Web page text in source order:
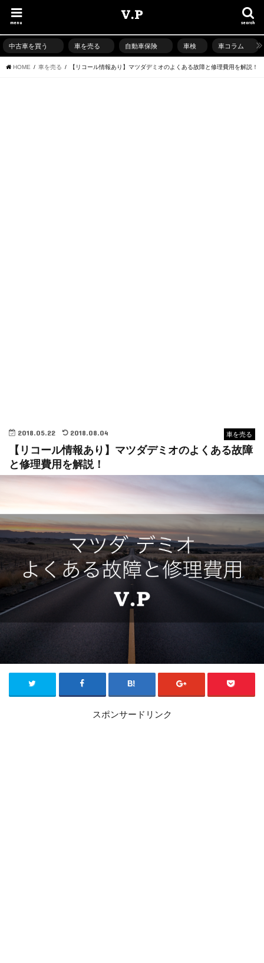
search
menu
中古車を買う 車を売る 自動車保険 車検 車コラム
HOME 車を売る 【リコール情報あり】マツダデミオのよくある故障と修理費用を解説！
車を売る
2018.05.22 2018.08.04
【リコール情報あり】マツダデミオのよくある故障
と修理費用を解説！
スポンサードリンク